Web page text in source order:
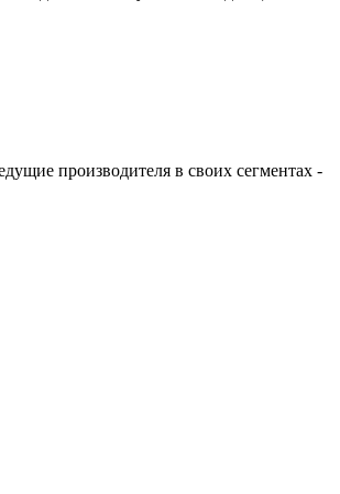
производителя в своих сегментах -